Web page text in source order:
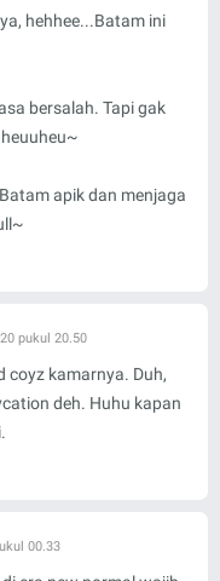
hehhee...Batam ini
bersalah. Tapi gak
apik dan menjaga
pukul 20.50
coyz kamarnya. Duh,
deh. Huhu kapan
00.33